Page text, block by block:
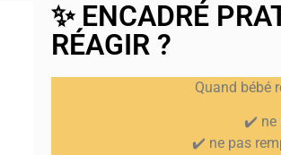
✨ ENCADRÉ
RÉAGIR ?
Quand bébé
✔️ ne
✔️ ne pas